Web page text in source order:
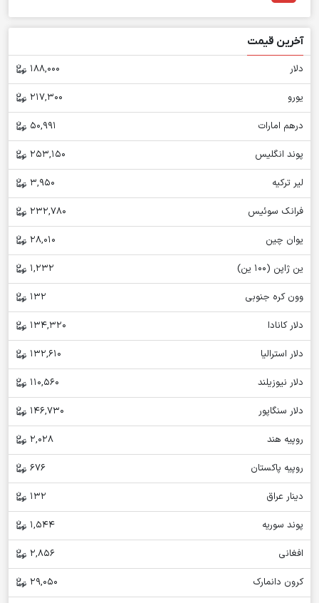
آخرین قیمت
دلار
188,000
یورو
217,300
درهم امارات
50,991
پوند انگلیس
253,150
لیر ترکیه
3,950
فرانک سوئیس
232,780
یوان چین
28,010
ین ژاپن (100 ین)
1,232
وون کره جنوبی
132
دلار کانادا
134,320
دلار استرالیا
132,610
دلار نیوزیلند
110,560
دلار سنگاپور
146,730
روپیه هند
2,028
روپیه پاکستان
676
دینار عراق
132
پوند سوریه
1,544
افغانی
2,856
کرون دانمارک
29,050